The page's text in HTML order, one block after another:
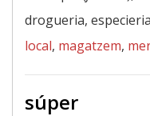
drogueria,
local, magatzem,
súper